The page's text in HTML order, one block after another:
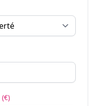
(€)